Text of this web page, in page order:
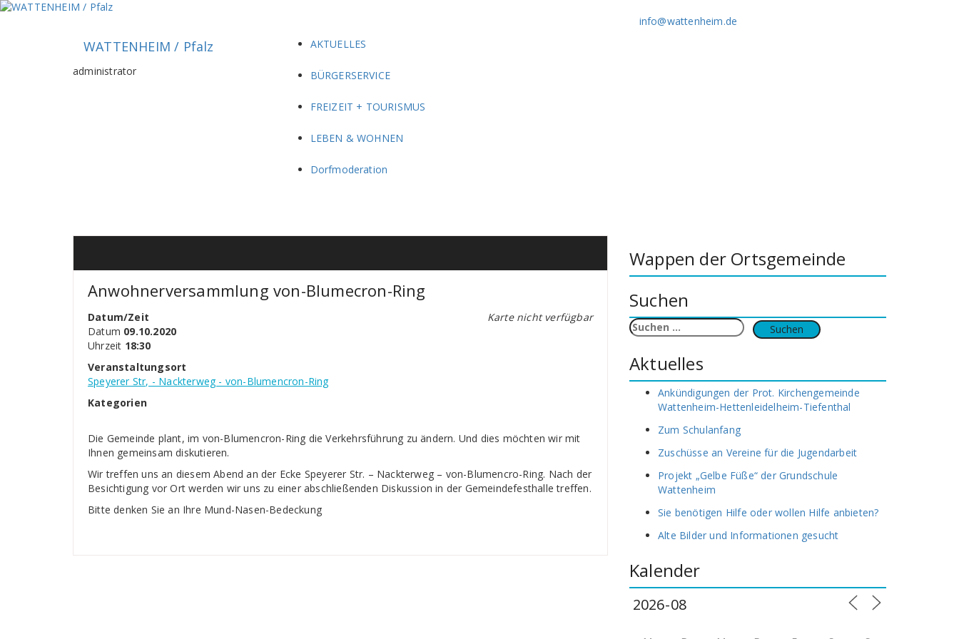
Zum
info@wattenheim.de
WATTENHEIM / Pfalz
administrator
AKTUELLES
BÜRGERSERVICE
FREIZEIT + TOURISMUS
LEBEN & WOHNEN
Dorfmoderation
Anwohnerversammlung von-Blumecron-Ring
Karte nicht verfügbar
Datum/Zeit
Datum 09.10.2020
Uhrzeit 18:30
Veranstaltungsort
Speyerer Str, - Nackterweg - von-Blumencron-Ring
Kategorien
Die Gemeinde plant, im von-Blumencron-Ring die Verkehrsführung zu ändern. Und dies möchten wir mit
Ihnen gemeinsam diskutieren.
Wir treffen uns an diesem Abend an der Ecke Speyerer Str. – Nackterweg – von-Blumencro-Ring. Nach der
Besichtigung vor Ort werden wir uns zu einer abschließenden Diskussion in der Gemeindefesthalle treffen.
Bitte denken Sie an Ihre Mund-Nasen-Bedeckung
Wappen der Ortsgemeinde
Suchen
Suchen
nach:
Aktuelles
Ankündigungen der Prot. Kirchengemeinde
Wattenheim-Hettenleidelheim-Tiefenthal
Zum Schulanfang
Zuschüsse an Vereine für die Jugendarbeit
Projekt „Gelbe Füße“ der Grundschule
Wattenheim
Sie benötigen Hilfe oder wollen Hilfe anbieten?
Alte Bilder und Informationen gesucht
Kalender